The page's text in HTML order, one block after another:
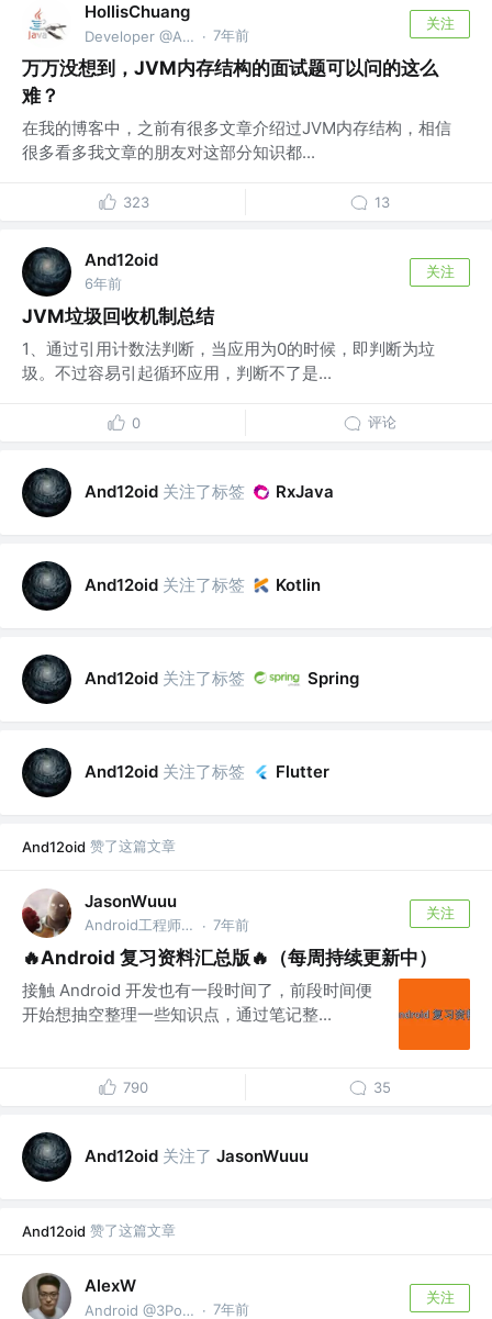
HollisChuang
Developer @Alibaba · 7年前
关注
万万没想到，JVM内存结构的面试题可以问的这么
难？
在我的博客中，之前有很多文章介绍过JVM内存结构，相信
很多看多我文章的朋友对这部分知识都...
323 13
And12oid
6年前
关注
JVM垃圾回收机制总结
1、通过引用计数法判断，当应用为0的时候，即判断为垃
圾。不过容易引起循环应用，判断不了是...
0 评论
And12oid 关注了标签 RxJava
And12oid 关注了标签 Kotlin
And12oid 关注了标签 Spring
And12oid 关注了标签 Flutter
And12oid 赞了这篇文章
JasonWuuu
Android工程师 @Bigo · 7年前
关注
🔥Android 复习资料汇总版🔥（每周持续更新中）
接触 Android 开发也有一段时间了，前段时间便
开始想抽空整理一些知识点，通过笔记整...
790 35
And12oid 关注了 JasonWuuu
And12oid 赞了这篇文章
AlexW
Android @3Pomelos · 7年前
关注